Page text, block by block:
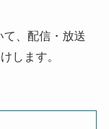
て、配信・放送
します。